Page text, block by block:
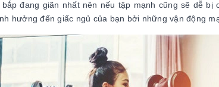
đang giãn nhất nên nếu tập mạnh cũng sẽ dễ
hưởng đến giấc ngủ của bạn bởi những vận động